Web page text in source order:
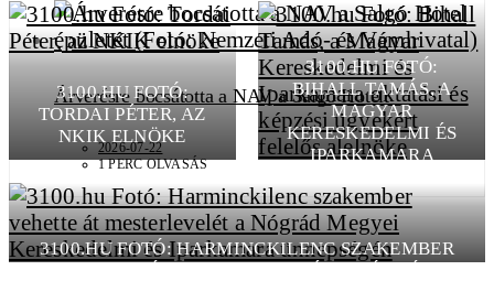
Árverésre bocsátotta a NAV a Salgó Hotelt
2026-07-22
1 PERC OLVASÁS
3100.HU FOTÓ:
TORDAI PÉTER, AZ
NKIK ELNÖKE
3100.HU FOTÓ:
BIHALL TAMÁS, A
MAGYAR
KERESKEDELMI ÉS
IPARKAMARA
ÜGYEKÉRT FELELŐS
ALELNÖKE
3100.HU FOTÓ: HARMINCKILENC SZAKEMBER